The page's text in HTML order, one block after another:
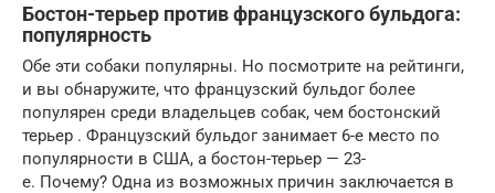
Бостон-терьер против французского бульдога:
популярность
Обе эти собаки популярны. Но посмотрите на рейтинги,
и вы обнаружите, что французский бульдог более
популярен среди владельцев собак, чем бостонский
терьер . Французский бульдог занимает 6-е место по
популярности в США, а бостон-терьер — 23-
е. Почему? Одна из возможных причин заключается в